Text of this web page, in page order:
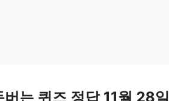
는 퀴즈 정답 11월 28일